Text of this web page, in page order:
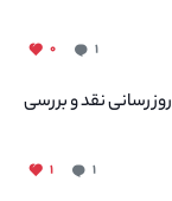
۱ ۰
رسانی نقد و بررسی
۱ ۱